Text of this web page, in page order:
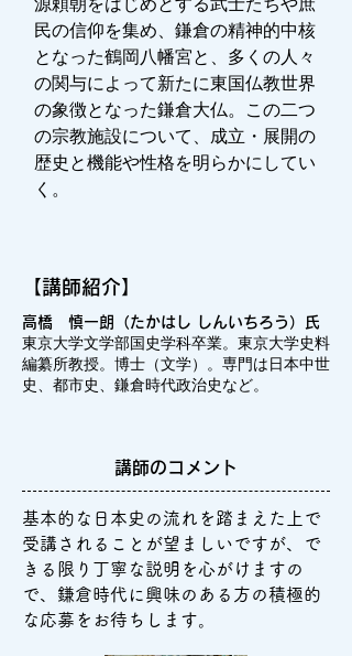
源頼朝をはじめとする武士たちや庶
民の信仰を集め、鎌倉の精神的中核
となった鶴岡八幡宮と、多くの人々
の関与によって新たに東国仏教世界
の象徴となった鎌倉大仏。この二つ
の宗教施設について、成立・展開の
歴史と機能や性格を明らかにしてい
く。
【講師紹介】
高橋 慎一朗（たかはし しんいちろう）氏
東京大学文学部国史学科卒業。東京大学史料
編纂所教授。博士（文学）。専門は日本中世
史、都市史、鎌倉時代政治史など。
講師のコメント
基本的な日本史の流れを踏まえた上で
受講されることが望ましいですが、で
きる限り丁寧な説明を心がけますの
で、鎌倉時代に興味のある方の積極的
な応募をお待ちします。